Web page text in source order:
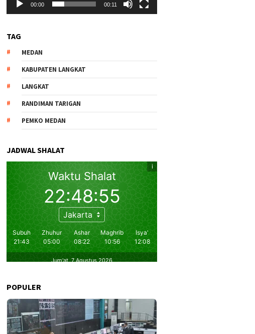
00:00 00:11
TAG
MEDAN
KABUPATEN LANGKAT
LANGKAT
RANDIMAN TARIGAN
PEMKO MEDAN
JADWAL SHALAT
POPULER